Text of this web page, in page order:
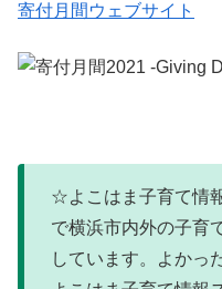
寄付月間ウェブサイト
☆よこはま子育て情
で横浜市内外の子育
しています。よかっ